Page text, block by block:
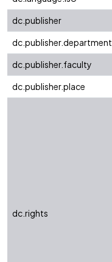
dc.publisher
dc.publisher.department
dc.publisher.faculty
dc.publisher.place
dc.rights